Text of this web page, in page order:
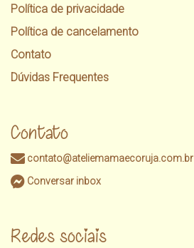
Política de privacidade
Política de cancelamento
Contato
Dúvidas Frequentes
Contato
contato@ateliemamaecoruja.com.br
Conversar inbox
Redes sociais